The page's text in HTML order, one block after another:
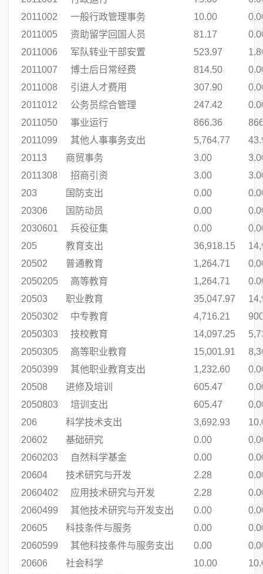
2011002
一般行政管理事务 10.00
2011005
资助留学回国人员 81.17
2011006
军队转业干部安置 523.97
2011007
博士后日常经费 814.50
2011008
引进人才费用 307.90
2011012
公务员综合管理 247.42
2011050
事业运行 866.36
2011099
其他人事事务支出 5,764.77
20113
商贸事务 3.00
2011308
招商引资 3.00
203
国防支出 0.00
20306
国防动员 0.00
2030601
兵役征集 0.00
205
教育支出 36,918.15
20502
普通教育 1,264.71
2050205
高等教育 1,264.71
20503
职业教育 35,047.97
2050302
中专教育 4,716.21
2050303
技校教育 14,097.25
2050305
高等职业教育 15,001.91
2050399
其他职业教育支出 1,232.60
20508
进修及培训 605.47
2050803
培训支出 605.47
206
科学技术支出 3,692.93
20602
基础研究 0.00
2060203
自然科学基金 0.00
20604
技术研究与开发 2.28
2060402
应用技术研究与开发 2.28
2060499
其他技术研究与开发支出 0.00
20605
科技条件与服务 0.00
2060599
其他科技条件与服务支出 0.00
20606
社会科学 10.00